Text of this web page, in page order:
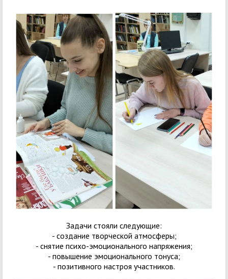
Задачи стояли следующие:
- создание творческой атмосферы;
- снятие психо-эмоционального напряжения;
- повышение эмоционального тонуса;
- позитивного настроя участников.